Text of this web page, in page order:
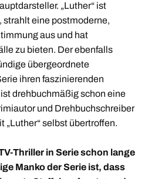
„Luther“ ist
strahlt eine postmoderne,
aus und hat
zu bieten. Der ebenfalls
übergeordnete
ihren faszinierenden
drehbuchmäßig schon eine
und Drehbuchschreiber
„Luther“ selbst übertroffen.
Thriller in Serie schon lange
Manko der Serie ist, dass